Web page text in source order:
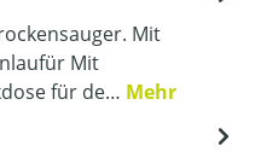
Mit
Mit
für de… Mehr